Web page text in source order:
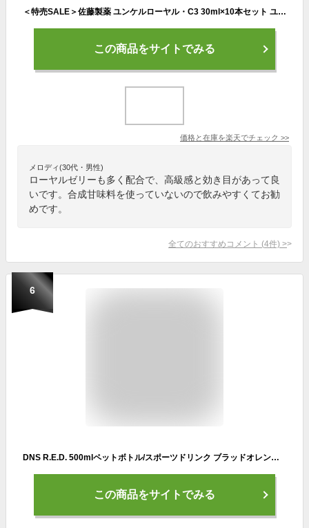
＜特売SALE＞佐藤製薬 ユンケルローヤル・C3 30ml×10本セット ユンケルローヤルc3 ユンケル 栄養ドリンク ドリンク剤 健康ドリンク 健康飲料 栄養補給 疲れ 送料無料
この商品をサイトでみる
価格と在庫を楽天でチェック >>
メロディ(30代・男性)
ローヤルゼリーも多く配合で、高級感と効き目があって良
いです。合成甘味料を使っていないので飲みやすくてお勧
めです。
全てのおすすめコメント (4件) >
6
DNS R.E.D. 500mlペットボトル/スポーツドリンク ブラッドオレンジ風味 500ml RED500 ORG
この商品をサイトでみる